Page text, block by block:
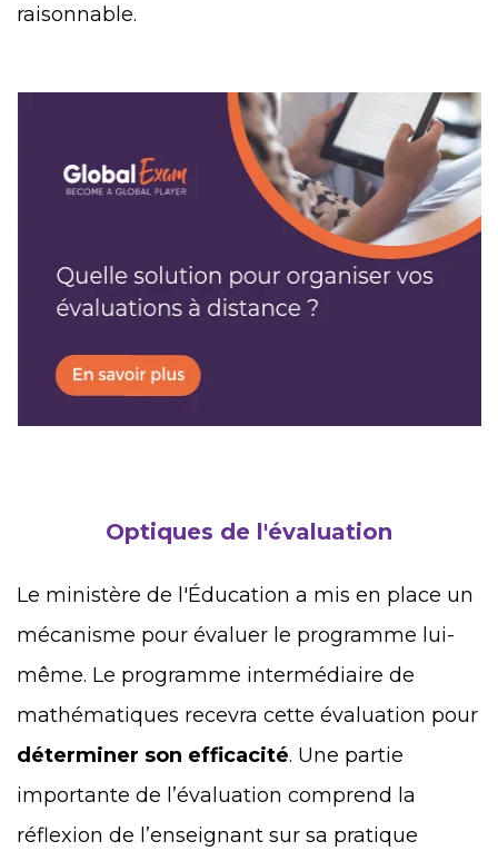
raisonnable.
Optiques de l'évaluation
Le ministère de l'Éducation a mis en place un
mécanisme pour évaluer le programme lui-
même. Le programme intermédiaire de
mathématiques recevra cette évaluation pour
déterminer son efficacité. Une partie
importante de l’évaluation comprend la
réflexion de l’enseignant sur sa pratique